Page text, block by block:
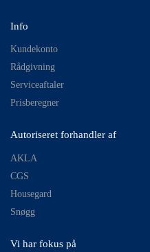
Info
Kundekonto
Rådgivning
Serviceaftaler
Prisberegner
Autoriseret forhandler af
AKLA
CGS
Housegard
Snøgg
Vi har fokus på